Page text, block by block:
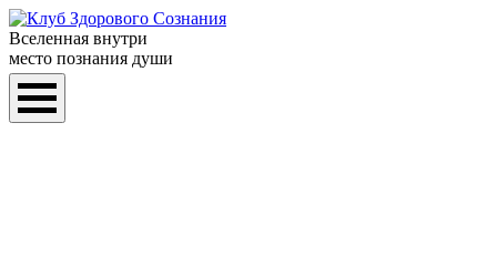
Вселенная внутри
место познания души